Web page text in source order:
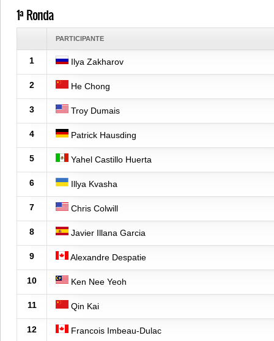
1ª Ronda
PARTICIPANTE
1 Ilya Zakharov
2 He Chong
3 Troy Dumais
4 Patrick Hausding
5 Yahel Castillo Huerta
6 Illya Kvasha
7 Chris Colwill
8 Javier Illana Garcia
9 Alexandre Despatie
10 Ken Nee Yeoh
11 Qin Kai
12 Francois Imbeau-Dulac